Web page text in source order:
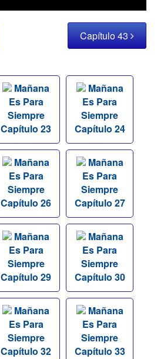
Capítulo 43
Mañana
Es Para
Siempre
Capítulo 23
Mañana
Es Para
Siempre
Capítulo 24
Mañana
Es Para
Siempre
Capítulo 26
Mañana
Es Para
Siempre
Capítulo 27
Mañana
Es Para
Siempre
Capítulo 29
Mañana
Es Para
Siempre
Capítulo 30
Mañana
Es Para
Siempre
Capítulo 32
Mañana
Es Para
Siempre
Capítulo 33